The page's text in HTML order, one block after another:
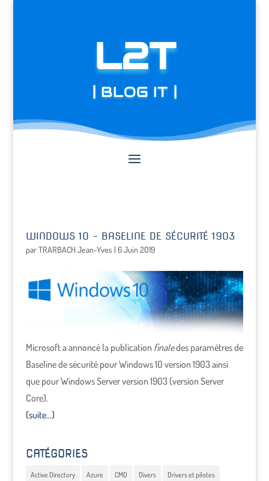
L2T
| BLOG IT |
WINDOWS 10 – BASELINE DE SÉCURITÉ 1903
parTRARBACH Jean-Yves | 6 Juin 2019
Microsoft a annoncé la publication finaledes paramètres de
Baseline de sécurité pour Windows 10 version 1903 ainsi
que pour Windows Server version 1903 (version Server
Core).
(suite…)
CATÉGORIES
Active Directory Azure CMD Divers Drivers et pilotes